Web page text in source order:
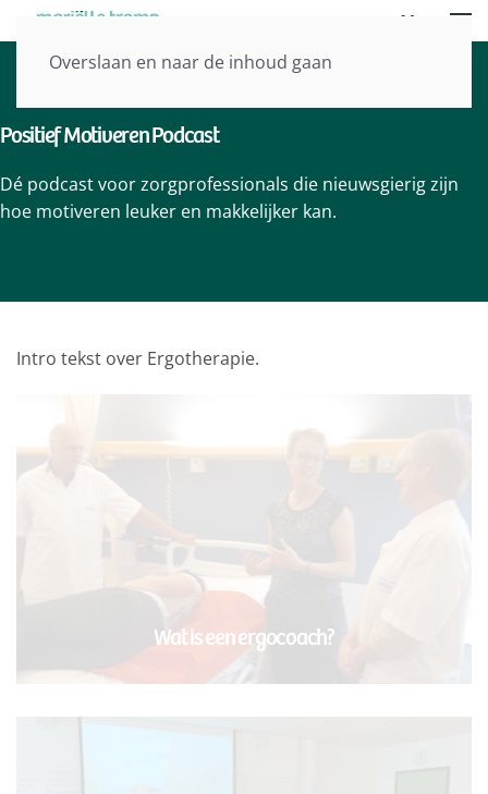
Overslaan en naar de inhoud gaan
Menu
Positief Motiveren Podcast
Dé podcast voor zorgprofessionals die nieuwsgierig zijn
hoe motiveren leuker en makkelijker kan.
Intro tekst over Ergotherapie.
Wat is een ergocoach?